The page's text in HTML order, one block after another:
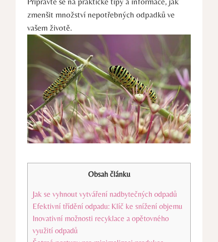
zmenšit ⁤množství nepotřebných odpadků ve
vašem životě.
Obsah článku
Jak se vyhnout vytváření nadbytečných odpadů
Efektivní třídění odpadu:‌ Klíč ke‌ snížení objemu
Inovativní možnosti ⁣recyklace ⁣a opětovného⁣
využití ⁢odpadů